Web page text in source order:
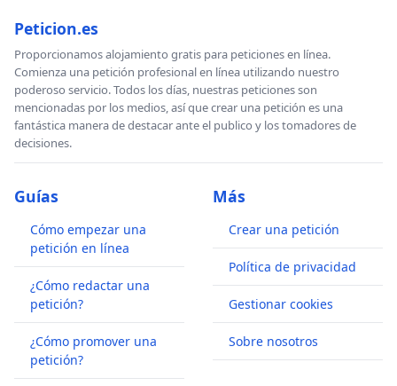
Peticion.es
Proporcionamos alojamiento gratis para peticiones en línea.
Comienza una petición profesional en línea utilizando nuestro
poderoso servicio. Todos los días, nuestras peticiones son
mencionadas por los medios, así que crear una petición es una
fantástica manera de destacar ante el publico y los tomadores de
decisiones.
Guías
Cómo empezar una
petición en línea
¿Cómo redactar una
petición?
¿Cómo promover una
petición?
Más
Crear una petición
Política de privacidad
Gestionar cookies
Sobre nosotros